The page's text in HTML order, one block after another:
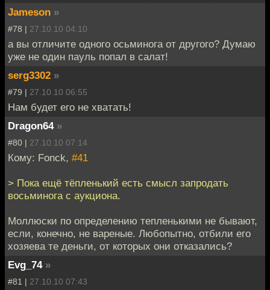
Jameson »
#78 | 27.10.10 04:10
а вы отличите одного осьминога от другого? Думаю
уже не один пауль попал в салат!
serg3302 »
#79 | 27.10.10 06:55
Нам будет его не хватать!
Dragon64 »
#80 | 27.10.10 07:14
Кому: Fonck, #41
> Пока ещё тёпленький есть смысл запродать
восьминога с аукциона.
Моллюски по определению тепленькими не бывают,
если, конечно, не вареные. Любопытно, отбили его
хозяева те деньги, от которых они отказались?
Evg_74 »
#81 | 27.10.10 07:43